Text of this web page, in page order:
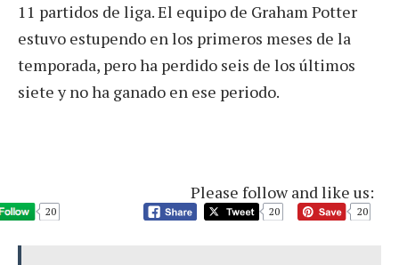
11 partidos de liga. El equipo de Graham Potter
estuvo estupendo en los primeros meses de la
temporada, pero ha perdido seis de los últimos
siete y no ha ganado en ese periodo.
Please follow and like us:
20 20 20